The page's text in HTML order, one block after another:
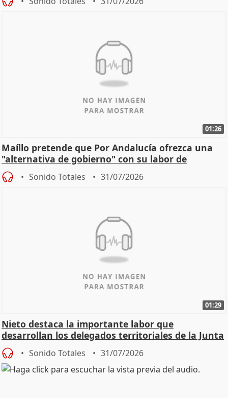
01:26
Maíllo pretende que Por Andalucía ofrezca una
"alternativa de gobierno" con su labor de
oposición
Sonido Totales 31/07/2026
01:29
Nieto destaca la importante labor que
desarrollan los delegados territoriales de la Junta
Sonido Totales 31/07/2026